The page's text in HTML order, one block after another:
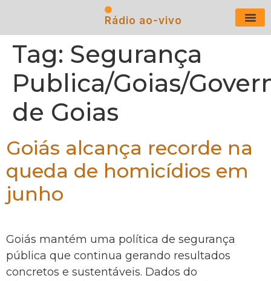
Rádio ao-vivo
Tag: Segurança
Publica/Goias/
de Goias
Goiás alcança recorde na
queda de homicídios em
junho
Goiás mantém uma política de segurança
pública que continua gerando resultados
concretos e sustentáveis. Dados do